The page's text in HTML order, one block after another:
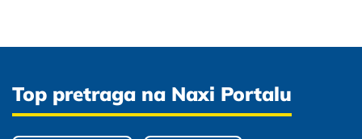
Top pretraga na Naxi Portalu